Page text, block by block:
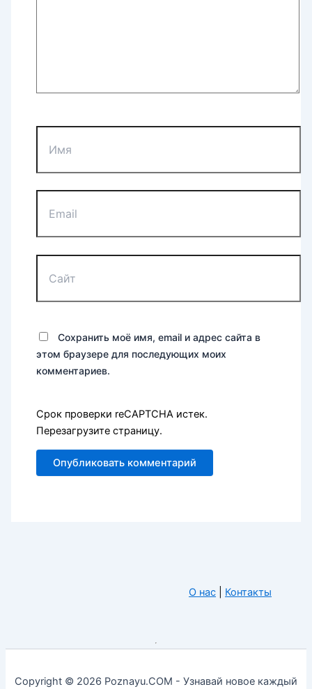
Сохранить моё имя, email и адрес сайта в
этом браузере для последующих моих
комментариев.
Срок проверки reCAPTCHA истек.
Перезагрузите страницу.
О нас Контакты
Copyright © 2026 Poznayu.COM - Узнавай новое каждый